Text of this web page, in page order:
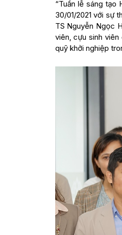
“Tuần lễ sáng tạo
30/01/2021 với sự
TS Nguyễn Ngọc
viên, cựu sinh
quỹ khởi nghiệp